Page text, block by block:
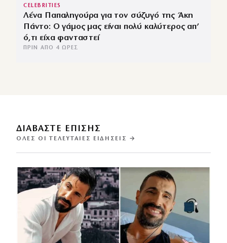
CELEBRITIES
Λένα Παπαληγούρα για τον σύζυγό της Άκη
Πάντο: Ο γάμος μας είναι πολύ καλύτερος απ’
ό,τι είχα φανταστεί
ΠΡΙΝ ΑΠΌ 4 ΏΡΕΣ
ΔΙΑΒΑΣΤΕ ΕΠΙΣΗΣ
ΌΛΕΣ ΟΙ ΤΕΛΕΥΤΑΊΕΣ ΕΙΔΉΣΕΙΣ →